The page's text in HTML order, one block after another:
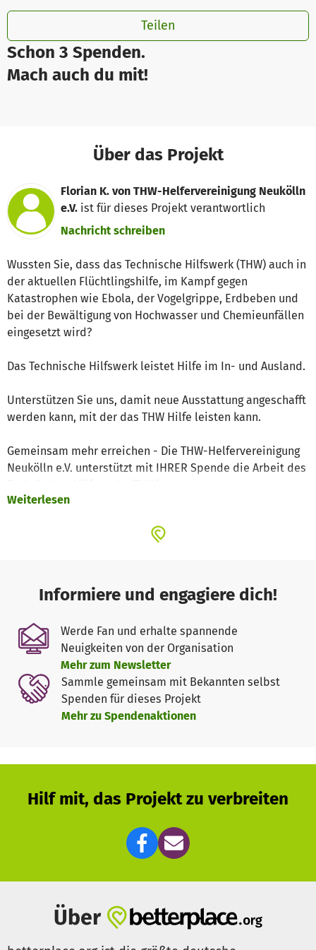
Schon 3 Spenden.
Mach auch du mit!
Teilen
Über das Projekt
Florian K. von THW-Helfervereinigung Neukölln
e.V. ist für dieses Projekt verantwortlich
Nachricht schreiben
Wussten Sie, dass das Technische Hilfswerk (THW) auch in
der aktuellen Flüchtlingshilfe, im Kampf gegen
Katastrophen wie Ebola, der Vogelgrippe, Erdbeben und
bei der Bewältigung von Hochwasser und Chemieunfällen
eingesetzt wird?
Das Technische Hilfswerk leistet Hilfe im In- und Ausland.
Unterstützen Sie uns, damit neue Ausstattung angeschafft
werden kann, mit der das THW Hilfe leisten kann.
Gemeinsam mehr erreichen - Die THW-Helfervereinigung
Neukölln e.V. unterstützt mit IHRER Spende die Arbeit des
——————————————— Spendenkonto
——————————————
Postbank Berlin
IBAN: DE57 1001 0010 0196 5061 03
BIC: PBNKDEFFXXX
BLZ: 10010010
Konto: 19 65 06 103
Facebook: www.facebook.com/THWHelfervereinigung
Homepage: www.ov-neukoelln.thw.de
http://de.wikipedia.org/wiki/Technisches_Hilfswerk
Weiterlesen
Informiere und engagiere dich!
Werde Fan und erhalte spannende
Neuigkeiten von der Organisation
Mehr zum Newsletter
Sammle gemeinsam mit Bekannten selbst
Spenden für dieses Projekt
Mehr zu Spendenaktionen
Hilf mit, das Projekt zu verbreiten
Über